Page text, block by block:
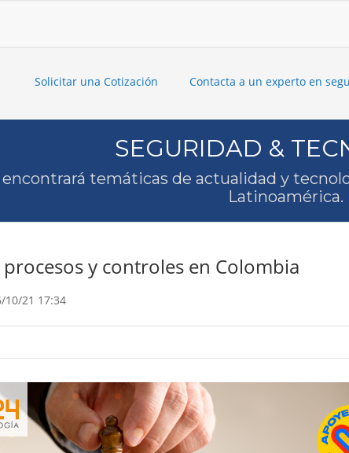
Solicitar una Cotización Contacta a un experto en
SEGURIDAD &
temáticas de actualidad y
Latinoamérica.
y controles en Colombia
10/21 17:34